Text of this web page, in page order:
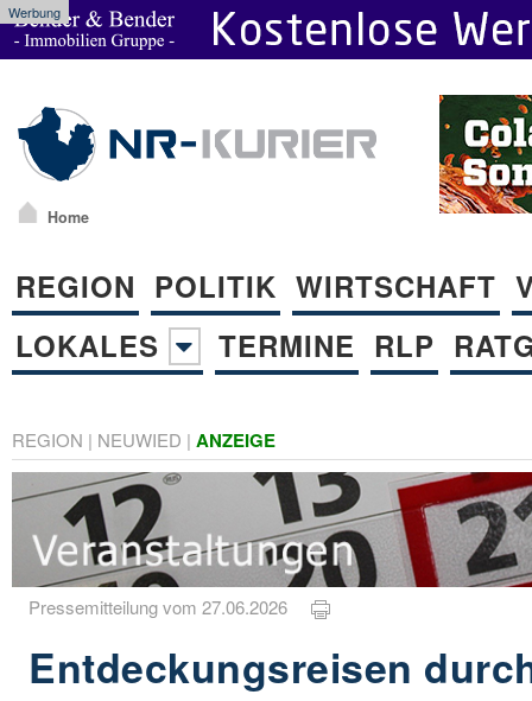
Werbung
Home
REGION POLITIK WIRTSCHAFT
LOKALES
TERMINE RLP
REGION | NEUWIED | ANZEIGE
Pressemitteilung vom 27.06.2026
Entdeckungsreisen